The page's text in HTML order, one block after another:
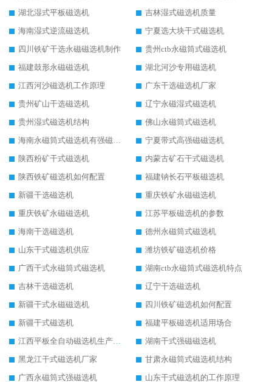
湖北湿式平板磁选机
吉林湿式磁选机质量
海南湿式逆流磁选机
宁夏选大块干式磁选机
四川铁矿干选永磁磁选机制作
贵州ctb永磁筒式磁选机
福建鼓形永磁磁选机
湖北河沙专用磁选机
江西河沙磁选机工作原理
广东干选磁选机厂家
贵州矿山干选磁选机
辽宁永磁湿式磁选机
贵州湿式磁选机结构
佛山永磁筒式磁选机
海南永磁筒式磁选机有强磁的吗
宁夏带式高强磁磁选机
陕西粉矿干式磁选机
内蒙古矿石干式磁选机
陕西铁矿磁选机如何配置
福建钠长石平板磁选机
新疆干选磁选机
重庆铁矿永磁磁选机
重庆铁矿永磁磁选机
江苏平板磁选机的参数
海南干选磁选机
德州永磁筒式磁选机
山东干式磁选机供应
潍坊铁矿磁选机价格
广西干式永磁筒式磁选机
湖南ctb永磁筒式磁选机特点
吉林干选磁选机
辽宁干选磁选机
新疆干式永磁磁选机
四川铁矿磁选机如何配置
新疆干式磁选机
福建平板磁选机适用场合
江西平板全自动磁选机生产厂家
湖南干式强磁磁选机
黑龙江干式磁选机厂家
甘肃永磁筒式磁选机结构
广西永磁筒式强磁选机
山东干式磁选机的工作原理